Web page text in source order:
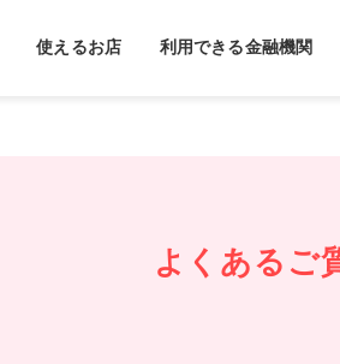
使えるお店 利用できる金融機関
よくあるご